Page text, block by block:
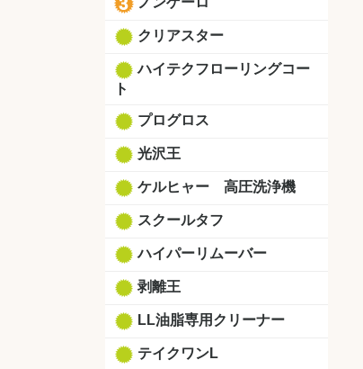
クリアスター
ハイテクフローリングコー
ト
プログロス
光沢王
ケルヒャー 高圧洗浄機
スクールタフ
ハイパーリムーバー
剥離王
LL油脂専用クリーナー
テイクワンL